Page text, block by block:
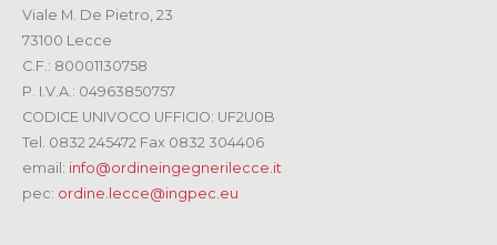
Viale M. De Pietro, 23
73100 Lecce
C.F.: 80001130758
P. I.V.A.: 04963850757
CODICE UNIVOCO UFFICIO: UF2U0B
Tel. 0832 245472 Fax 0832 304406
email: info@ordineingegnerilecce.it
pec: ordine.lecce@ingpec.eu